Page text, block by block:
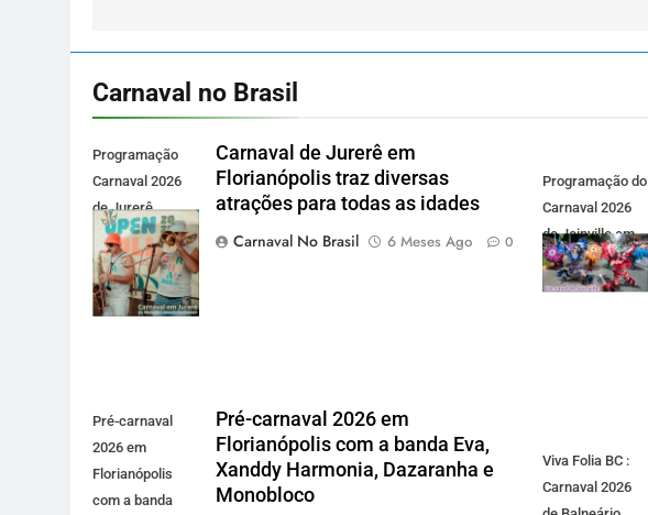
Carnaval no Brasil
Programação
Carnaval 2026
de Jurerê
Internacional -
Carnaval no
Brasil
Carnaval de Jurerê em
Florianópolis traz diversas
atrações para todas as idades
Carnaval No Brasil
6 Meses Ago 0
Programação do
Carnaval 2026
de Joinville em
Santa Catarina
Pré-carnaval
2026 em
Florianópolis
com a banda
Pré-carnaval 2026 em
Florianópolis com a banda Eva,
Xanddy Harmonia, Dazaranha e
Monobloco
Viva Folia BC :
Carnaval 2026